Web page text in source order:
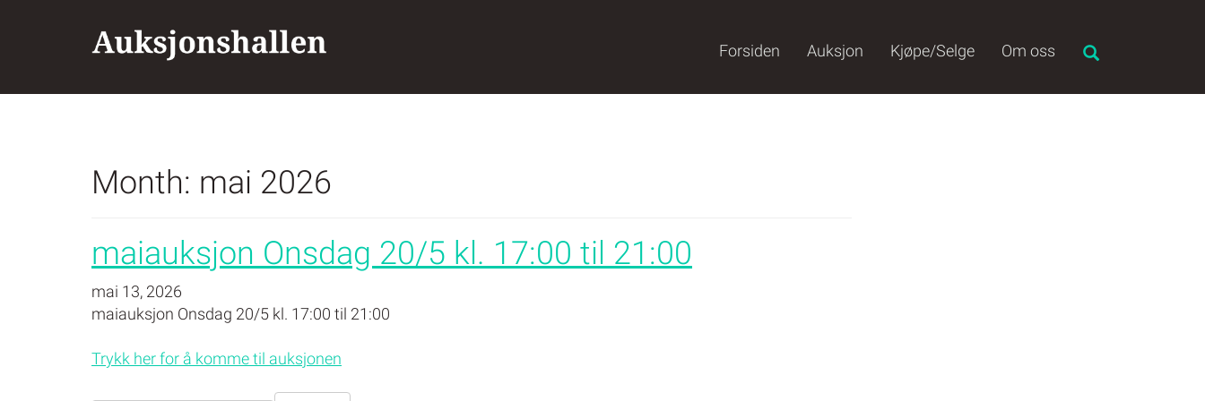
Forsiden Auksjon Kjøpe/Selge Om oss
Month: mai 2026
maiauksjon Onsdag 20/5 kl. 17:00 til 21:00
mai 13, 2026
maiauksjon Onsdag 20/5 kl. 17:00 til 21:00
Trykk her for å komme til auksjonen